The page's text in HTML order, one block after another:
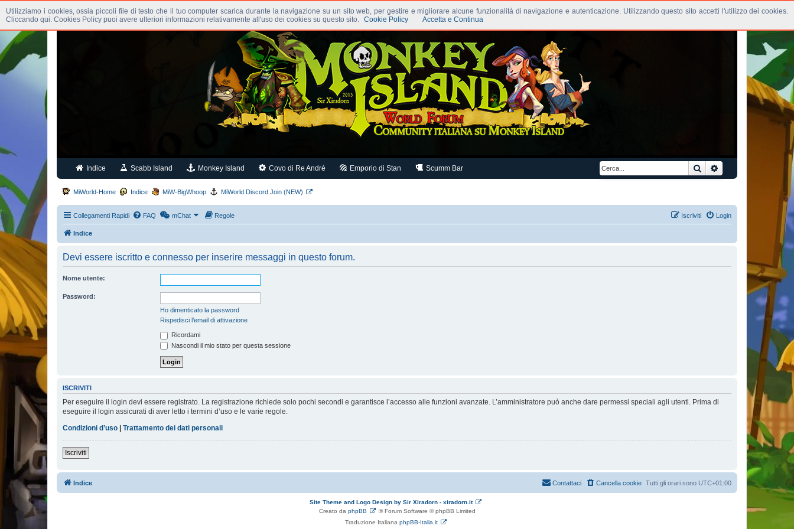
Indice Scabb Island Monkey Island Covo di Re Andrè Emporio di Stan Scumm Bar Cerca
MiWorld-Home Indice MiW-BigWhoop MiWorld Discord Join (NEW)
Collegamenti Rapidi FAQ mChat Regole Login
Iscriviti
Indice
Devi essere iscritto e connesso per inserire messaggi in questo forum.
Nome utente:
Password:
Ho dimenticato la password
Rispedisci l’email di attivazione
Ricordami
Nascondi il mio stato per questa sessione
ISCRIVITI
Per eseguire il login devi essere registrato. La registrazione richiede solo pochi secondi e garantisce l’accesso alle funzioni avanzate. L’amministratore può anche dare permessi speciali agli utenti. Prima di
eseguire il login assicurati di aver letto i termini d’uso e le varie regole.
Condizioni d’uso | Trattamento dei dati personali
Iscriviti
Indice Tutti gli orari sono UTC+01:00
Cancella cookie
Contattaci
Site Theme and Logo Design by Sir Xiradorn - xiradorn.it
Creato da phpBB
® Forum Software © phpBB Limited
Traduzione Italiana phpBB-Italia.it
Utilizziamo i cookies, ossia piccoli file di testo che il tuo computer scarica durante la navigazione su un sito web, per gestire e migliorare alcune funzionalità di navigazione e autenticazione. Utilizzando questo sito accetti l'utilizzo dei cookies.
Cliccando qui: Cookies Policy puoi avere ulteriori informazioni relativamente all'uso dei cookies su questo sito. Cookie Policy Accetta e Continua